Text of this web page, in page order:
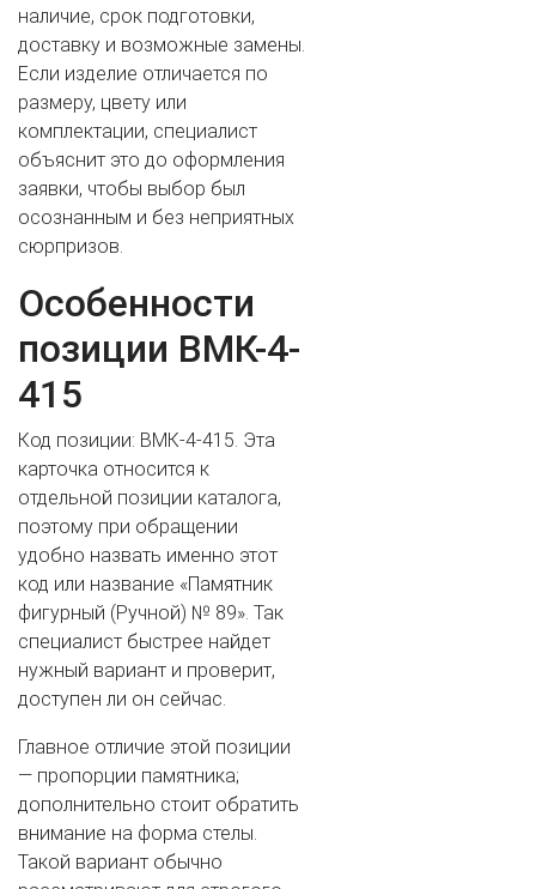
ВАШЕ ИМЯ
ВАШ ТЕЛЕФОН
Cогласиие на обработку персональных данных
наличие, срок подготовки,
доставку и возможные замены.
Если изделие отличается по
размеру, цвету или
комплектации, специалист
объяснит это до оформления
заявки, чтобы выбор был
осознанным и без неприятных
сюрпризов.
Особенности
позиции ВМК-4-
415
Код позиции: ВМК-4-415. Эта
карточка относится к
отдельной позиции каталога,
поэтому при обращении
удобно назвать именно этот
код или название «Памятник
фигурный (Ручной) № 89». Так
специалист быстрее найдет
нужный вариант и проверит,
доступен ли он сейчас.
Главное отличие этой позиции
— пропорции памятника;
дополнительно стоит обратить
внимание на форма стелы.
Такой вариант обычно